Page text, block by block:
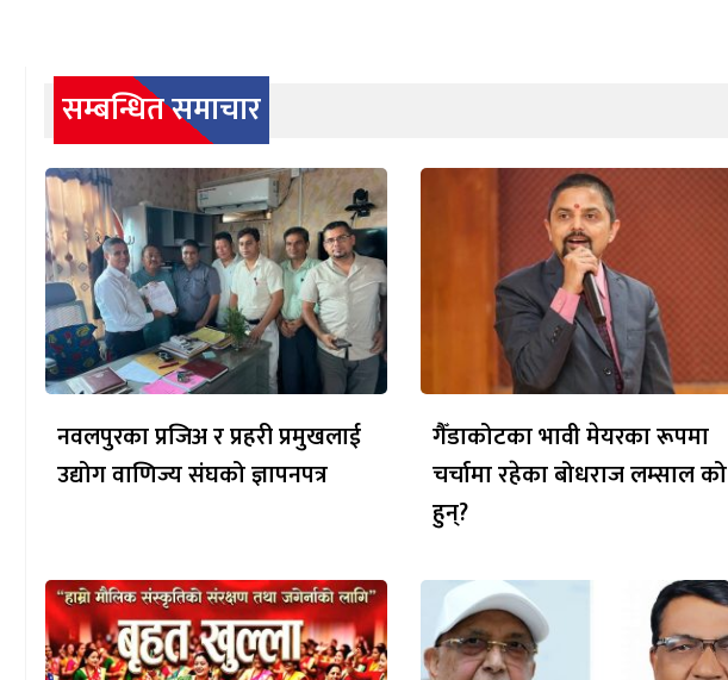
सम्बन्धित समाचार
नवलपुरका प्रजिअ र प्रहरी प्रमुखलाई
उद्योग वाणिज्य संघको ज्ञापनपत्र
गैँडाकोटका भावी मेयरका रूपमा
चर्चामा रहेका बोधराज लम्साल को
हुन्?